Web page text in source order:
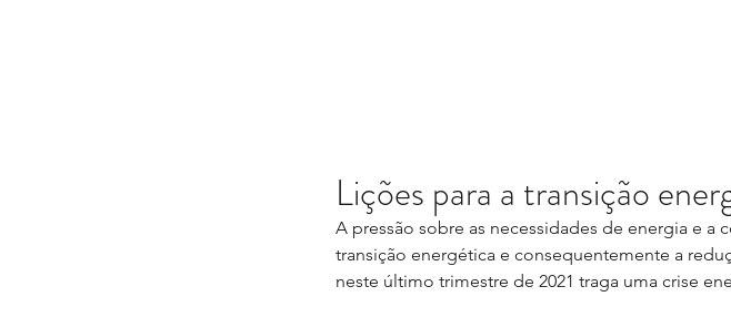
Lições para a transição
A pressão sobre as necessidades de energia e
transição energética e consequentemente a
neste último trimestre de 2021 traga uma crise